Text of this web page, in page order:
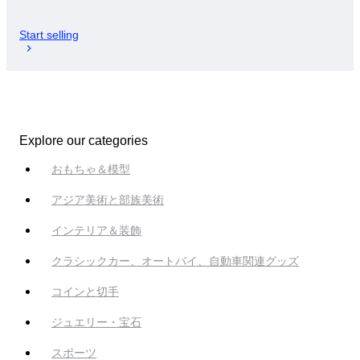
Start selling
Explore our categories
おもちゃ＆模型
アジア美術と部族美術
インテリア＆装飾
クラシックカー、オートバイ、自動車関連グッズ
コインと切手
ジュエリー・宝石
スポーツ